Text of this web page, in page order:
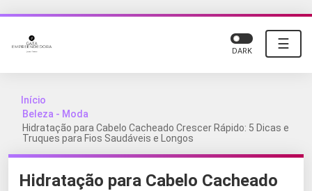
☰
DARK
Início
Beleza - Moda
Hidratação para Cabelo Cacheado Crescer Rápido: 5 Dicas e
Truques para Fios Saudáveis e Longos
Hidratação para Cabelo Cacheado